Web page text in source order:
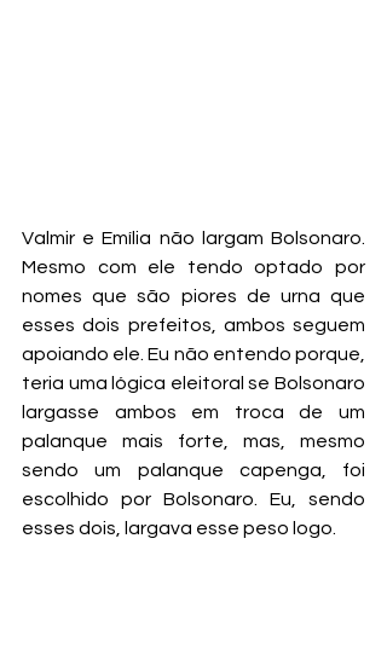
Valmir e Emília não largam Bolsonaro.
Mesmo com ele tendo optado por
nomes que são piores de urna que
esses dois prefeitos, ambos seguem
apoiando ele. Eu não entendo porque,
teria uma lógica eleitoral se Bolsonaro
largasse ambos em troca de um
palanque mais forte, mas, mesmo
sendo um palanque capenga, foi
escolhido por Bolsonaro. Eu, sendo
esses dois, largava esse peso logo.